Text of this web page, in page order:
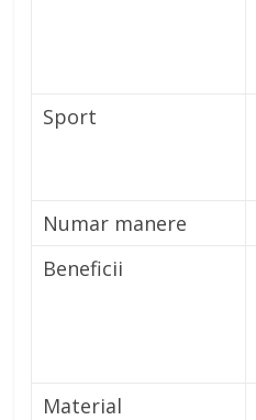
Sport
Numar manere
Beneficii
Material